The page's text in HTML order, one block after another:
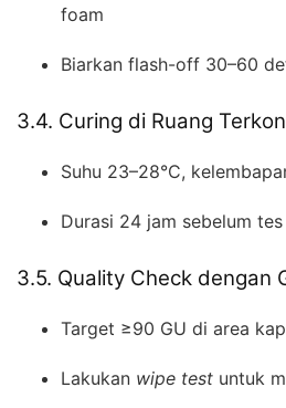
foam
Biarkan flash-off 30–60
3.4. Curing di Ruang
Suhu 23–28°C,
Durasi 24 jam sebelum
3.5. Quality Check dengan
Target ≥90 GU di area
Lakukan wipe test untuk